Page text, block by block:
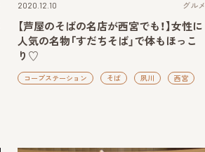
2020.12.10 グルメ
【芦屋のそばの名店が西宮でも！】女性に
人気の名物「すだちそば」で体もほっこ
り♡
コープステーション そば 夙川 西宮